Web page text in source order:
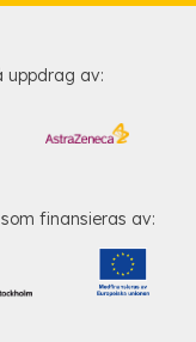
uppdrag av:
finansieras av: